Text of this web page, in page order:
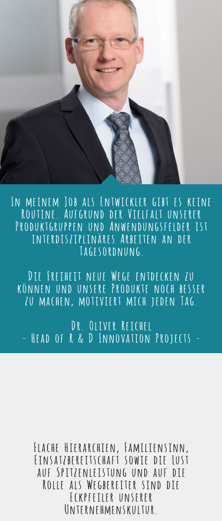
In meinem Job als Entwickler gibt es keine
Routine. Aufgrund der Vielfalt unserer
Produktgruppen und Anwendungsfelder ist
interdisziplinäres Arbeiten an der
Tagesordnung.
Die Freiheit neue Wege entdecken zu
können und unsere Produkte noch besser
zu machen, motiviert mich jeden Tag.
Dr. Oliver Reichel
- Head of R & D Innovation Projects -
Flache Hierarchien, Familiensinn,
Einsatzbereitschaft sowie die Lust
auf Spitzenleistung und auf die
Rolle als Wegbereiter sind die
Eckpfeiler unserer
Unternehmenskultur.